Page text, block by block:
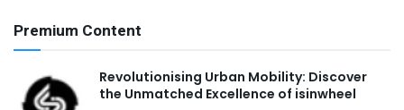
Premium Content
Revolutionising Urban Mobility: Discover
the Unmatched Excellence of isinwheel